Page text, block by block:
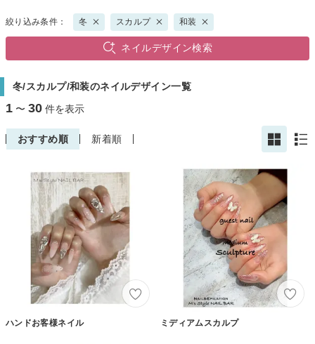
絞り込み条件： 冬 スカルプ 和装
ネイルデザイン検索
冬/スカルプ/和装のネイルデザイン一覧
1 〜 30 件を表示
おすすめ順 新着順
ハンドお客様ネイル ミディアムスカルプ